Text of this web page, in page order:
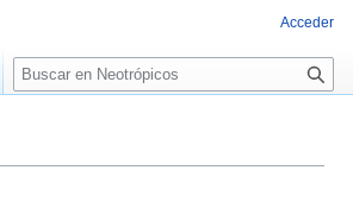
Acceder
Buscar